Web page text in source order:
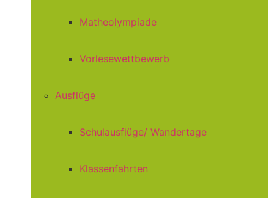
Matheolympiade
Vorlesewettbewerb
Ausflüge
Schulausflüge/ Wandertage
Klassenfahrten